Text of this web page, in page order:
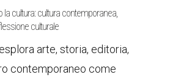
la cultura: cultura contemporanea,
culturale
arte, storia, editoria,
contemporaneo come